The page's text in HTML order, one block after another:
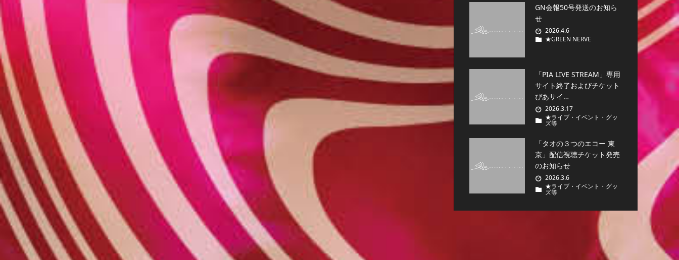
GN会報50号発送のお知ら
せ
2026.4.6
★GREEN NERVE
「PIA LIVE STREAM」専用
サイト終了およびチケット
ぴあサイ…
2026.3.17
★ライブ・イベント・グッ
ズ等
「タオの３つのエコー 東
京」配信視聴チケット発売
のお知らせ
2026.3.6
★ライブ・イベント・グッ
ズ等